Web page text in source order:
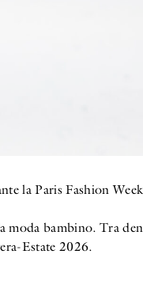
la Paris Fashion
moda bambino. Tra
Estate 2026.